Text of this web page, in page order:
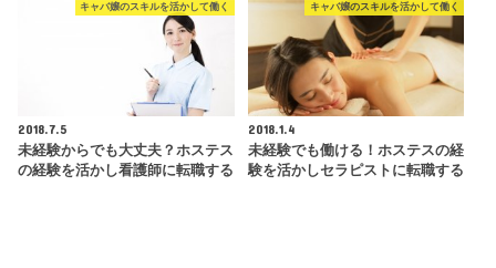
キャバ嬢のスキルを活かして働く
2018.7.5
未経験からでも大丈夫？ホステス
の経験を活かし看護師に転職する
キャバ嬢のスキルを活かして働く
2018.1.4
未経験でも働ける！ホステスの経
験を活かしセラピストに転職する